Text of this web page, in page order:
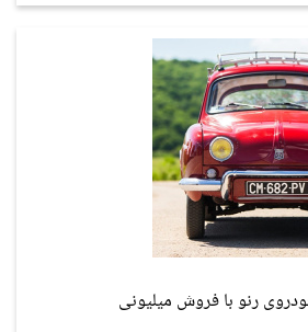
رنو با فروش میلیونی